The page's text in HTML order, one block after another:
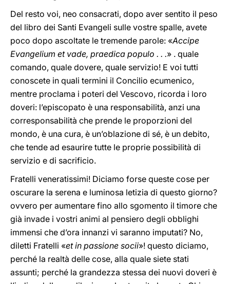
Del resto voi, neo consacrati, dopo aver sentito il peso
del libro dei Santi Evangeli sulle vostre spalle, avete
poco dopo ascoltate le tremende parole: «Accipe
Evangelium et vade, praedica populo . . .» . quale
comando, quale dovere, quale servizio! E voi tutti
conoscete in quali termini il Concilio ecumenico,
mentre proclama i poteri del Vescovo, ricorda i loro
doveri: l’episcopato è una responsabilità, anzi una
corresponsabilità che prende le proporzioni del
mondo, è una cura, è un’oblazione di sé, è un debito,
che tende ad esaurire tutte le proprie possibilità di
servizio e di sacrificio.
Fratelli veneratissimi! Diciamo forse queste cose per
oscurare la serena e luminosa letizia di questo giorno?
ovvero per aumentare fino allo sgomento il timore che
già invade i vostri animi al pensiero degli obblighi
immensi che d’ora innanzi vi saranno imputati? No,
diletti Fratelli «et in passione socii»! questo diciamo,
perché la realtà delle cose, alla quale siete stati
assunti; perché la grandezza stessa dei nuovi doveri è